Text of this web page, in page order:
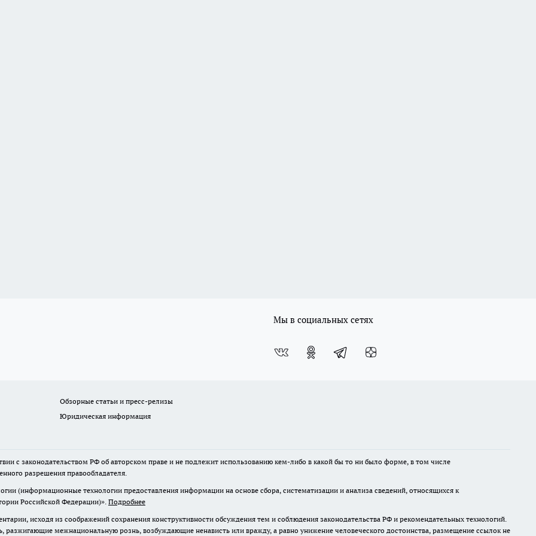
Мы в социальных сетях
Обзорные статьи и пресс-релизы
Юридическая информация
с законодательством РФ об авторском праве и не подлежит использованию кем-либо в какой бы то ни было форме, в том числе
разрешения правообладателя.
(информационные технологии предоставления информации на основе сбора, систематизации и анализа сведений, относящихся к
Российской Федерации)». Подробнее
исходя из соображений сохранения конструктивности обсуждения тем и соблюдения законодательства РФ и рекомендательных технологий.
межнациональную рознь, возбуждающие ненависть или вражду, а равно унижение человеческого достоинства, размещение ссылок не